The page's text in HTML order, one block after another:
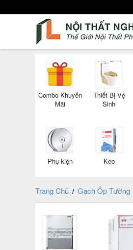
Combo Khuyến
Mãi
Thiết Bị Vệ
Sinh
Phụ kiện Keo
Trang Chủ / Gạch Ốp Tường